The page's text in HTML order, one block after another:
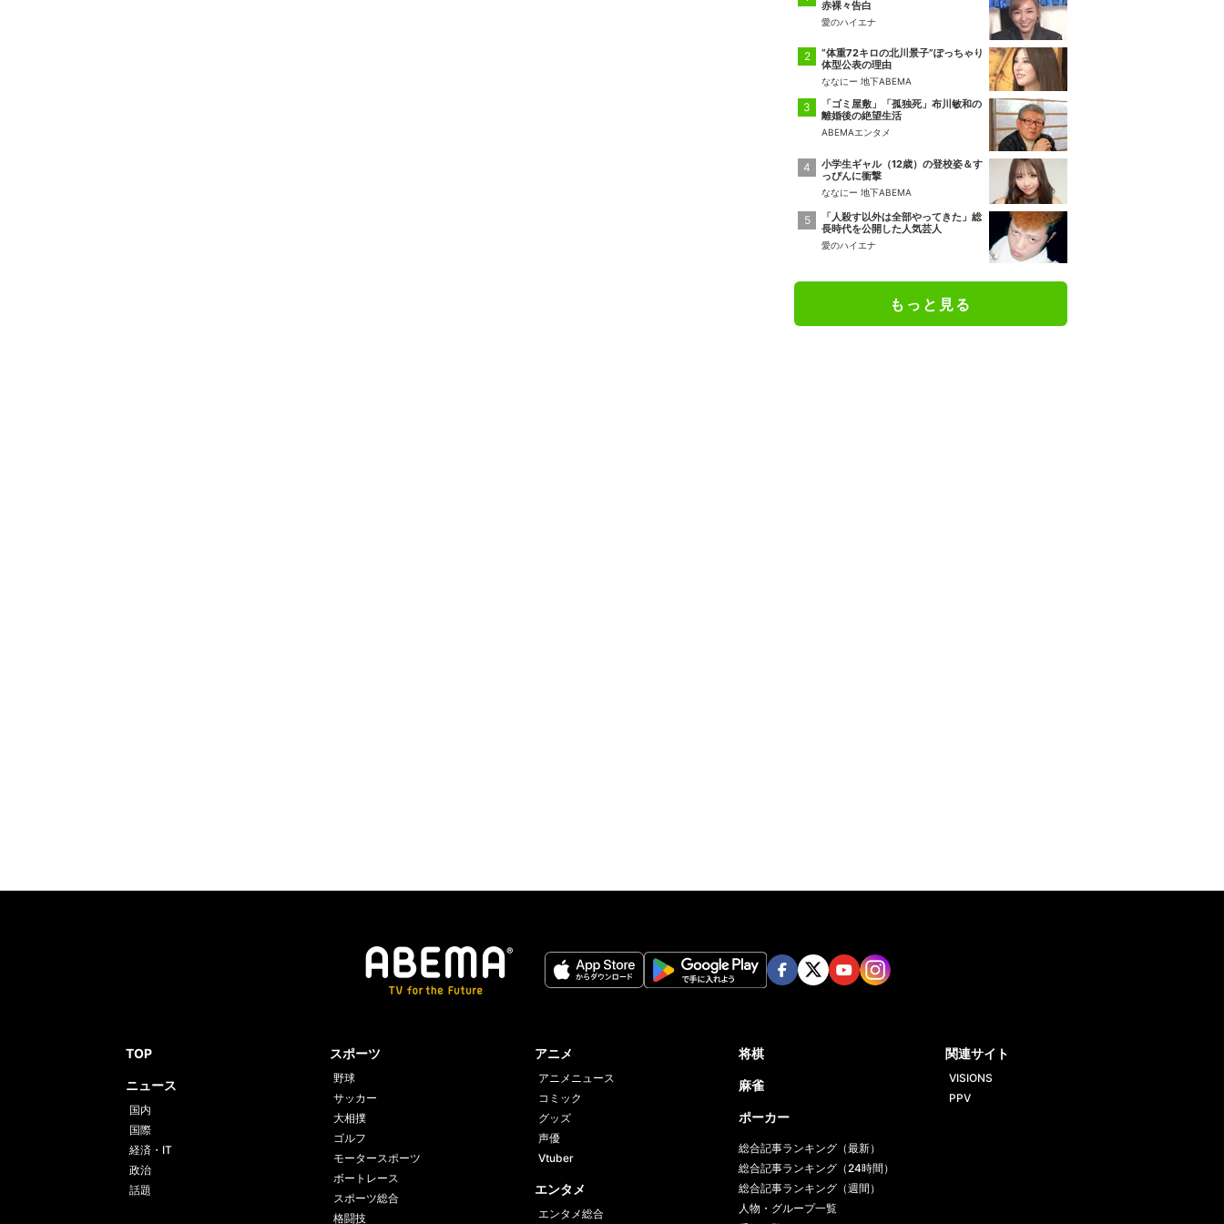
赤裸々告白
愛のハイエナ
“体重72キロの北川景子”ぽっちゃり
体型公表の理由
ななにー 地下ABEMA
「ゴミ屋敷」「孤独死」布川敏和の
離婚後の絶望生活
ABEMAエンタメ
小学生ギャル（12歳）の登校姿＆す
っぴんに衝撃
ななにー 地下ABEMA
「人殺す以外は全部やってきた」総
長時代を公開した人気芸人
愛のハイエナ
もっと見る
TOP
ニュース
国内
国際
経済・IT
政治
話題
スポーツ
野球
サッカー
大相撲
ゴルフ
モータースポーツ
ボートレース
スポーツ総合
格闘技
アニメ
アニメニュース
コミック
グッズ
声優
Vtuber
エンタメ
エンタメ総合
将棋
麻雀
ポーカー
総合記事ランキング（最新）
総合記事ランキング（24時間）
総合記事ランキング（週間）
人物・グループ一覧
関連サイト
VISIONS
PPV